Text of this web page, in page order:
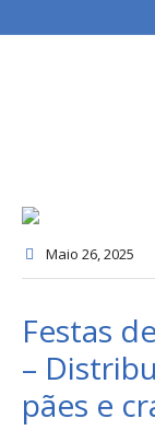
Maio 26, 2025
Festas
–
pães e